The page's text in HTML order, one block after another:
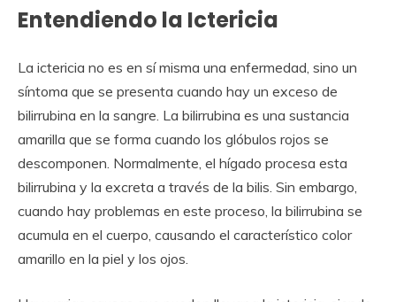
Entendiendo la Ictericia
La ictericia no es en sí misma una enfermedad, sino un
síntoma que se presenta cuando hay un exceso de
bilirrubina en la sangre. La bilirrubina es una sustancia
amarilla que se forma cuando los glóbulos rojos se
descomponen. Normalmente, el hígado procesa esta
bilirrubina y la excreta a través de la bilis. Sin embargo,
cuando hay problemas en este proceso, la bilirrubina se
acumula en el cuerpo, causando el característico color
amarillo en la piel y los ojos.